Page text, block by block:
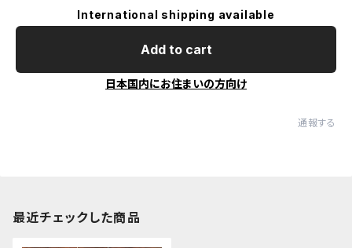
International shipping available
Add to cart
日本国内にお住まいの方向け
通報する
最近チェックした商品